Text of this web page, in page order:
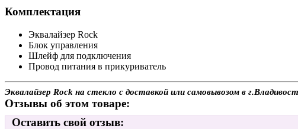
Комплектация
Эквалайзер Rock
Блок управления
Шлейф для подключения
Провод питания в прикуриватель
Эквалайзер Rock на стекло с доставкой или самовывозом в
Отзывы об этом товаре:
Оставить свой отзыв: